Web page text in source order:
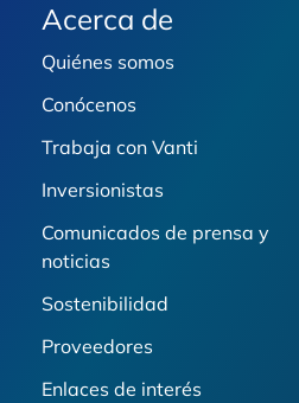
Acerca de
Quiénes somos
Conócenos
Trabaja con Vanti
Inversionistas
Comunicados de prensa y
noticias
Sostenibilidad
Proveedores
Enlaces de interés